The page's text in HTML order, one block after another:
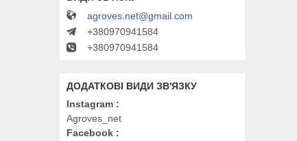
agroves.net@gmail.com
+380970941584
+380970941584
Instagram
Agroves_net
Facebook